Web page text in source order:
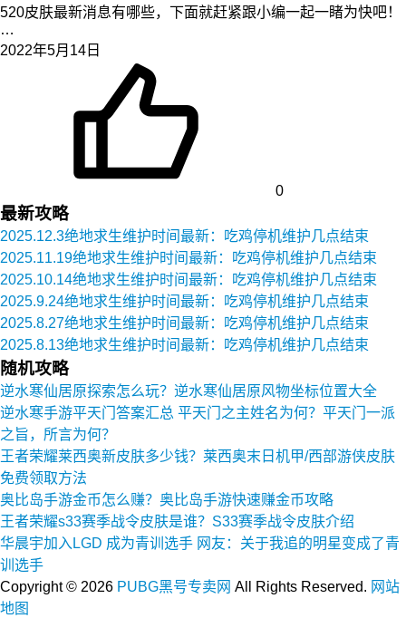
520皮肤最新消息有哪些，下面就赶紧跟小编一起一睹为快吧！
…
2022年5月14日
0
最新攻略
2025.12.3绝地求生维护时间最新：吃鸡停机维护几点结束
2025.11.19绝地求生维护时间最新：吃鸡停机维护几点结束
2025.10.14绝地求生维护时间最新：吃鸡停机维护几点结束
2025.9.24绝地求生维护时间最新：吃鸡停机维护几点结束
2025.8.27绝地求生维护时间最新：吃鸡停机维护几点结束
2025.8.13绝地求生维护时间最新：吃鸡停机维护几点结束
随机攻略
逆水寒仙居原探索怎么玩？逆水寒仙居原风物坐标位置大全
逆水寒手游平天门答案汇总 平天门之主姓名为何？平天门一派
之旨，所言为何？
王者荣耀莱西奥新皮肤多少钱？莱西奥末日机甲/西部游侠皮肤
免费领取方法
奥比岛手游金币怎么赚？奥比岛手游快速赚金币攻略
王者荣耀s33赛季战令皮肤是谁？S33赛季战令皮肤介绍
华晨宇加入LGD 成为青训选手 网友：关于我追的明星变成了青
训选手
Copyright © 2026 PUBG黑号专卖网 All Rights Reserved. 网站
地图